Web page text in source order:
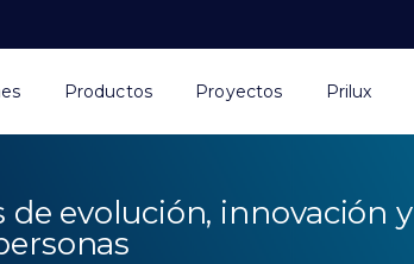
Productos Proyectos Prilux
de evolución, innovación y